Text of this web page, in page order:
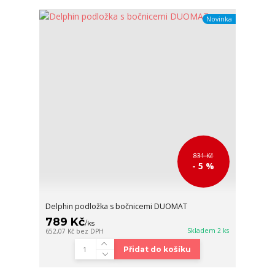
Novinka
831 Kč
- 5 %
Delphin podložka s bočnicemi DUOMAT
789 Kč/ks
652,07 Kč bez DPH Skladem 2 ks
Přidat do košíku